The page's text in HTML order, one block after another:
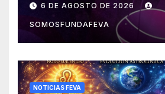
6 DE AGOSTO DE 2026
SOMOSFUNDAFEVA
NOTICIAS FEVA